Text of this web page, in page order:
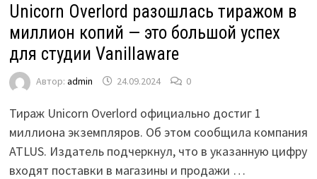
Unicorn Overlord разошлась тиражом в
миллион копий — это большой успех
для студии Vanillaware
Автор: admin 24.09.2024 0
Тираж Unicorn Overlord официально достиг 1
миллиона экземпляров. Об этом сообщила компания
ATLUS. Издатель подчеркнул, что в указанную цифру
входят поставки в магазины и продажи …